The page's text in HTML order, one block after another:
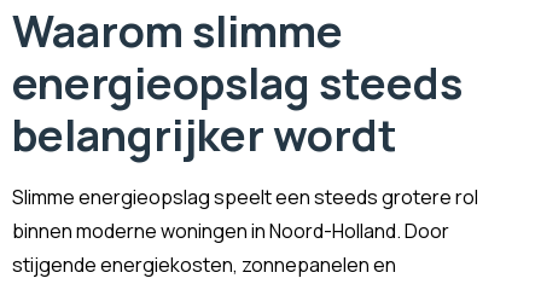
Waarom slimme
energieopslag steeds
belangrijker wordt
Slimme energieopslag speelt een steeds grotere rol
binnen moderne woningen in Noord-Holland. Door
stijgende energiekosten, zonnepanelen en